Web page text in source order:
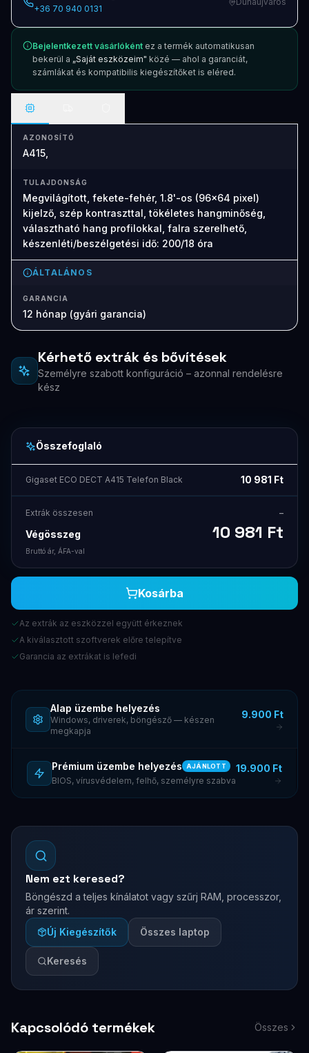
+36 70 940 0131
Bejelentkezett vásárlóként ez a termék automatikusan
bekerül a „Saját eszközeim" közé — ahol a garanciát,
számlákat és kompatibilis kiegészítőket is eléred.
AZONOSÍTÓ
A415,
TULAJDONSÁG
Megvilágított, fekete-fehér, 1.8'-os (96x64 pixel)
kijelző, szép kontraszttal, tökéletes hangminőség,
választható hang profilokkal, falra szerelhető,
készenléti/beszélgetési idő: 200/18 óra
ÁLTALÁNOS
GARANCIA
12 hónap (gyári garancia)
Kérhető extrák és bővítések
Személyre szabott konfiguráció – azonnal rendelésre
kész
Összefoglaló
Gigaset ECO DECT A415 Telefon Black 10 981 Ft
Extrák összesen –
Végösszeg 10 981 Ft
Bruttó ár, ÁFA-val
Kosárba
Az extrák az eszközzel együtt érkeznek
A kiválasztott szoftverek előre telepítve
Garancia az extrákat is lefedi
Alap üzembe helyezés
Windows, driverek, böngésző — készen
megkapja
9.900 Ft
Prémium üzembe helyezés AJÁNLOTT
BIOS, vírusvédelem, felhő, személyre szabva
19.900 Ft
Nem ezt keresed?
Böngészd a teljes kínálatot vagy szűrj RAM, processzor,
ár szerint.
Új Kiegészítők
Összes laptop
Keresés
Kapcsolódó termékek Összes